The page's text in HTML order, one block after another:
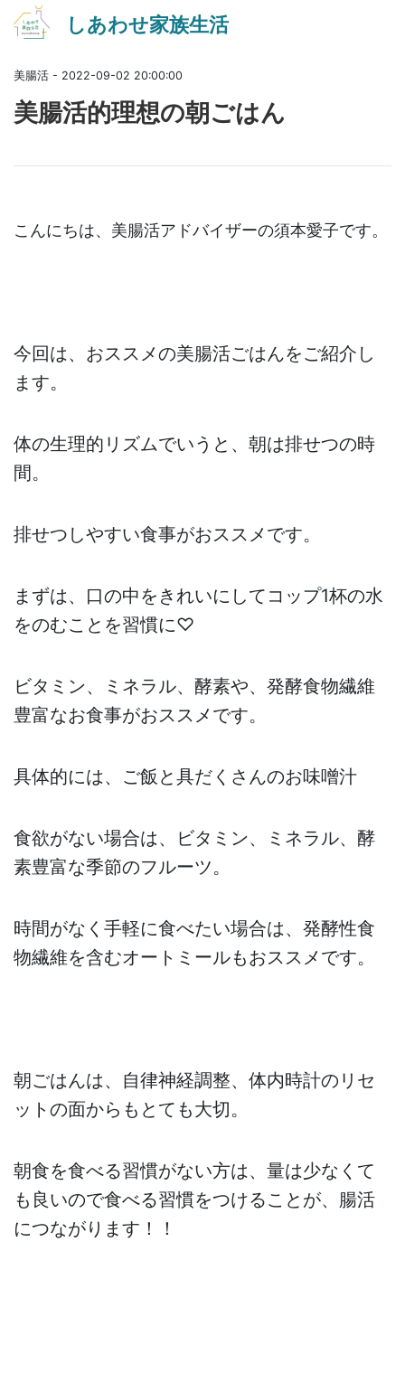
しあわせ家族生活
美腸活 - 2022-09-02 20:00:00
美腸活的理想の朝ごはん
こんにちは、美腸活アドバイザーの須本愛子です。
今回は、おススメの美腸活ごはんをご紹介し
ます。
体の生理的リズムでいうと、朝は排せつの時
間。
排せつしやすい食事がおススメです。
まずは、口の中をきれいにしてコップ1杯の水
をのむことを習慣に♡
ビタミン、ミネラル、酵素や、発酵食物繊維
豊富なお食事がおススメです。
具体的には、ご飯と具だくさんのお味噌汁
食欲がない場合は、ビタミン、ミネラル、酵
素豊富な季節のフルーツ。
時間がなく手軽に食べたい場合は、発酵性食
物繊維を含むオートミールもおススメです。
朝ごはんは、自律神経調整、体内時計のリセ
ットの面からもとても大切。
朝食を食べる習慣がない方は、量は少なくて
も良いので食べる習慣をつけることが、腸活
につながります！！